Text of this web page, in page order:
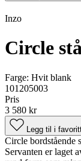
Inzo
Circle
Farge: Hvit blank
101205003
Pris
3 580 kr
Legg til i
Circle bordstående
Servanten er laget